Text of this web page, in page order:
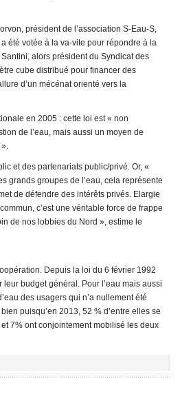
président de l’association S-Eau-S,
été votée à la va-vite pour répondre à la
alors président du Syndicat des
cube distribué pour financer des
d’un mécénat orienté vers la
en 2005 : cette loi est « non
de l’eau, mais aussi un moyen de
et des partenariats public/privé. Or, «
grands groupes de l’eau, cela représente
de défendre des intérêts privés. Elargie
c’est une véritable force de frappe
de nos lobbies du Nord », estime le
Depuis la loi du 6 février 1992
budget général. Pour l’eau mais aussi
des usagers qui n’a nullement été
puisqu’en 2013, 52 % d’entre elles se
7% ont conjointement mobilisé les deux